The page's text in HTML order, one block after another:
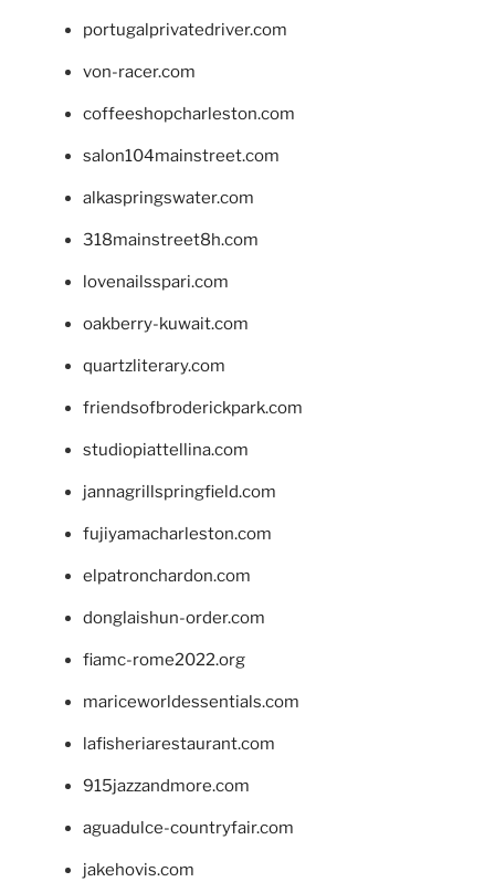
portugalprivatedriver.com
von-racer.com
coffeeshopcharleston.com
salon104mainstreet.com
alkaspringswater.com
318mainstreet8h.com
lovenailsspari.com
oakberry-kuwait.com
quartzliterary.com
friendsofbroderickpark.com
studiopiattellina.com
jannagrillspringfield.com
fujiyamacharleston.com
elpatronchardon.com
donglaishun-order.com
fiamc-rome2022.org
mariceworldessentials.com
lafisheriarestaurant.com
915jazzandmore.com
aguadulce-countryfair.com
jakehovis.com